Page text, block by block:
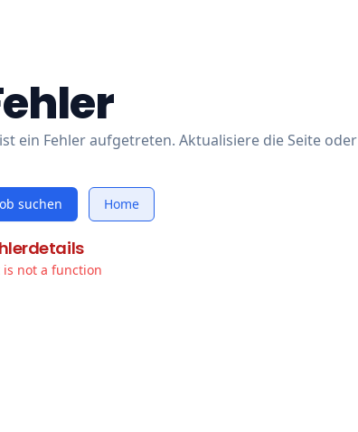
ein Fehler aufgetreten. Aktualisiere die Seite
suchen Home
is not a function